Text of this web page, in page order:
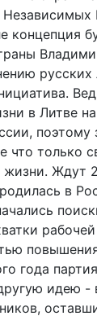
концепция
русских
в Литве
поэтому
что только
жизни. Ждут
в
года
идею -